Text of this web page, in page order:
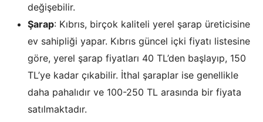
değişebilir.
Şarap: Kıbrıs, birçok kaliteli yerel şarap üreticisine
ev sahipliği yapar. Kıbrıs güncel içki fiyatı listesine
göre, yerel şarap fiyatları 40 TL’den başlayıp, 150
TL’ye kadar çıkabilir. İthal şaraplar ise genellikle
daha pahalıdır ve 100-250 TL arasında bir fiyata
satılmaktadır.